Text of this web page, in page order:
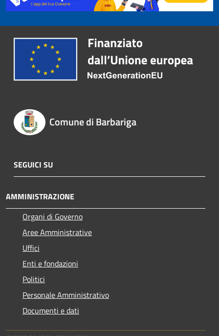
Comune di Barbariga
SEGUICI SU
AMMINISTRAZIONE
Organi di Governo
Aree Amministrative
Uffici
Enti e fondazioni
Politici
Personale Amministrativo
Documenti e dati